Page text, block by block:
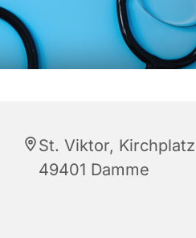
St. Viktor, Kirchplatz
49401 Damme